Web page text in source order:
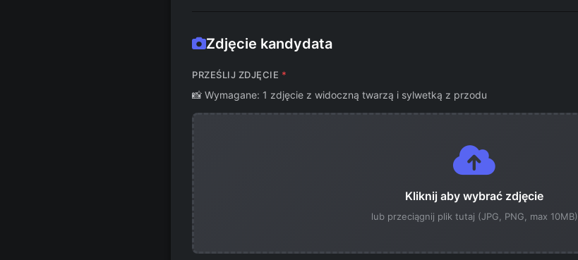
Zdjęcie kandydata
PRZEŚLIJ ZDJĘCIE
📸 Wymagane: 1 zdjęcie z widoczną twarzą i sylwetką z przodu
Kliknij aby wybrać zdjęcie
lub przeciągnij plik tutaj (JPG, PNG, max 10MB)